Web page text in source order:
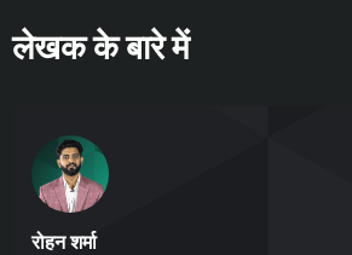
लेखक के बारे में
रोहन शर्मा